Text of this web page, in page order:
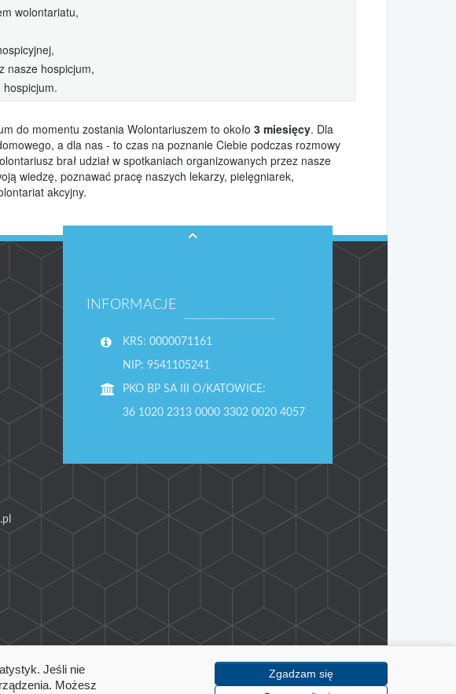
wolontariatu,
nasze hospicjum,
hospicjum.
do momentu zostania Wolontariuszem to około3 miesięcy. Dla
a dla nas - to czas na poznanie Ciebie podczas rozmowy
brał udział w spotkaniach organizowanych przez nasze
wiedzę, poznawać pracę naszych lekarzy, pielęgniarek,
akcyjny.
INFORMACJE
KRS: 0000071161
NIP: 9541105241
PKO BP SA III O/KATOWICE:
36 1020 2313 0000 3302 0020 4057
Jeśli nie
Możesz
Zgadzam się
Projekt: DM